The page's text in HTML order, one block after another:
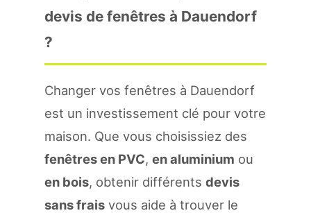
devis de fenêtres à Dauendorf
?
Changer vos fenêtres à Dauendorf
est un investissement clé pour votre
maison. Que vous choisissiez des
fenêtres en PVC, en aluminium ou
en bois, obtenir différents devis
sans frais vous aide à trouver le